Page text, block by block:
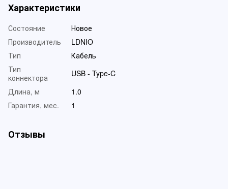
Характеристики
Состояние
Новое
Производитель
LDNIO
Тип
Кабель
Тип
коннектора
USB - Type-C
Длина, м
1.0
Гарантия, мес.
1
Отзывы